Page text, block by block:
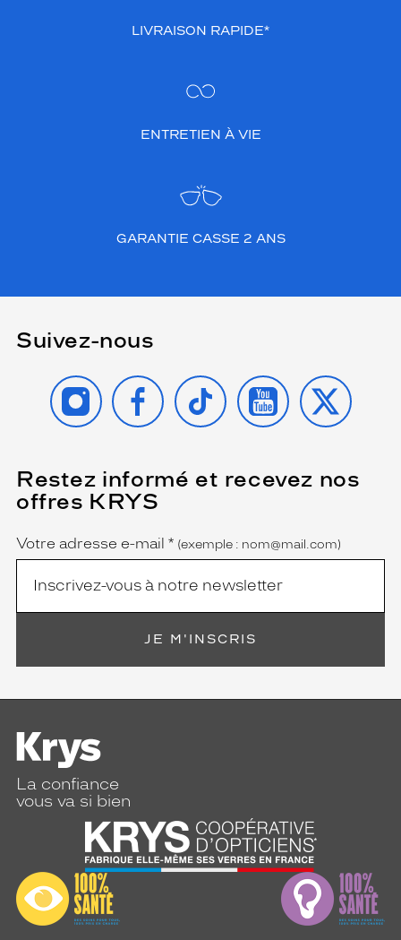
LIVRAISON RAPIDE*
ENTRETIEN À VIE
GARANTIE CASSE 2 ANS
Suivez-nous
INSTAGRAMFACEBOOK
TIKTOK YOUTUBE
X
Restez informé et recevez nos
offres KRYS
Name
Votre adresse e-mail *
(Ce
champ
est
obligatoire)
(exemple : nom@mail.com)
JE M'INSCRIS
La confiance
vous va si bien